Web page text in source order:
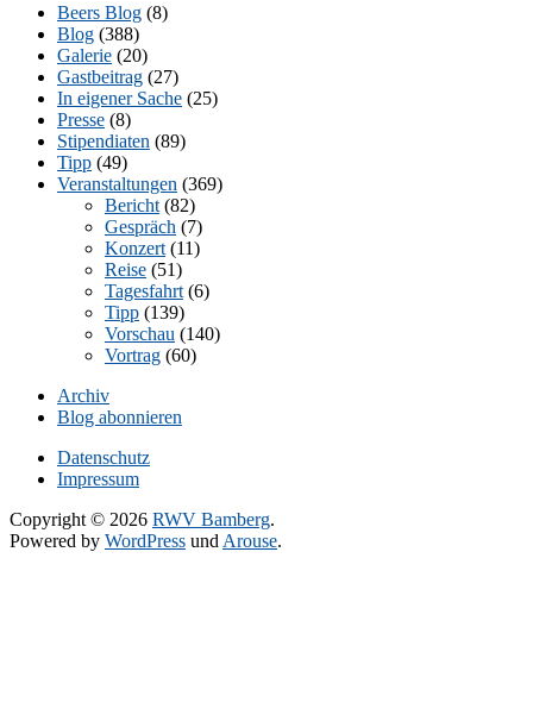
Beers Blog (8)
Blog (388)
Galerie (20)
Gastbeitrag (27)
In eigener Sache (25)
Presse (8)
Stipendiaten (89)
Tipp (49)
Veranstaltungen (369)
Bericht (82)
Gespräch (7)
Konzert (11)
Reise (51)
Tagesfahrt (6)
Tipp (139)
Vorschau (140)
Vortrag (60)
Archiv
Blog abonnieren
Datenschutz
Impressum
Copyright © 2026 RWV Bamberg.
Powered by WordPress und Arouse.